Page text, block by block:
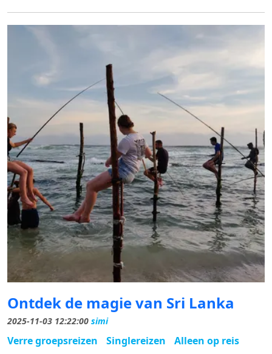
Ontdek de magie van Sri Lanka
2025-11-03 12:22:00 simi
Verre groepsreizen Singlereizen
Alleen op reis